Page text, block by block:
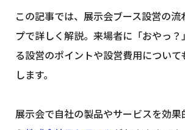
この記事では、展示会ブース設営の流
プで詳しく解説。来場者に「おやっ？
る設営のポイントや設営費用について
します。
展示会で自社の製品やサービスを効